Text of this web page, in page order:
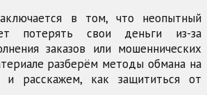
в том, что неопытный
потерять свои деньги из-за
заказов или мошеннических
разберём методы обмана на
и расскажем, как защититься от